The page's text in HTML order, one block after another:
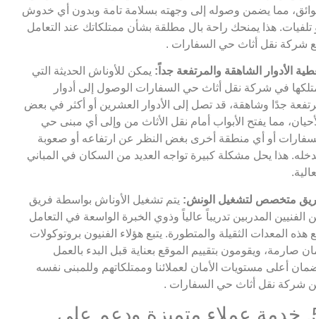
مما يضمن وصوله إلى وجهته بسلامة تامة وبدون أي خدوش
تلفيات. هذا يمنحك راحة بال مطلقة بشأن ممتلكاتك عند التعامل
شركة نقل أثاث حي السفارات .
الأدوار الشاهقة والمرتفعة جداً: يمكن للأوناش الحديثة التي
في شركة نقل أثاث حي السفارات الوصول إلى أدوار
جدًا وشاهقة، قد تصل إلى الأدوار العشرين أو أكثر في بعض
مما يفتح الأبواب أمام نقل الأثاث من وإلى أي مبنى حي
أو أي منطقة أخرى بغض النظر عن ارتفاعه أو صعوبة
هذا يحل مشكلة كبيرة تواجه العديد من السكان في المباني
متخصص لتشغيل الونش: يتم تشغيل الأوناش بواسطة فريق
الفنيين المدربين تدريباً عالياً وذوي الخبرة الواسعة في التعامل
هذه المعدات الثقيلة والمتطورة. يتبع هؤلاء الفنيون بروتوكولات
صارمة، ويقومون بتقييم الموقع بعناية قبل البدء بالعمل
أعلى مستويات الأمان لعملائنا وممتلكاتهم وللمبنى نفسه
شركة نقل أثاث حي السفارات .
5. خدمة عملاء متميزة ودعم على